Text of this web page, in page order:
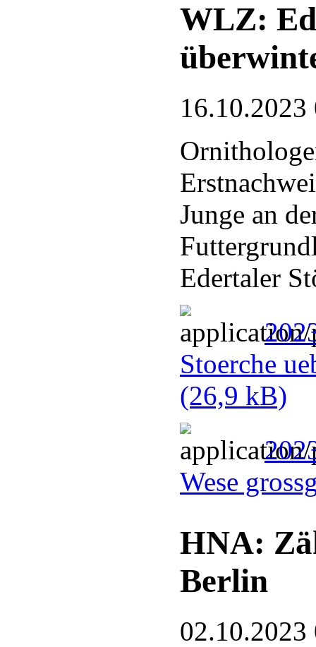
WLZ:
16.10.2023
Junge an
Edertaler
Stoerche
(26,9 kB)
Wese
HNA:
Berlin
02.10.2023